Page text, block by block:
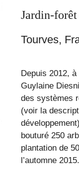
Jardin-forêt
Tourves,
Depuis 2012,
Guylaine
des systèmes
(voir la
bouturé 250
plantation de 500
l’automne 2015.